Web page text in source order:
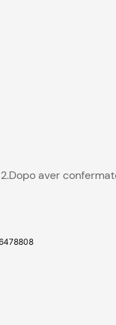
2.Dopo aver